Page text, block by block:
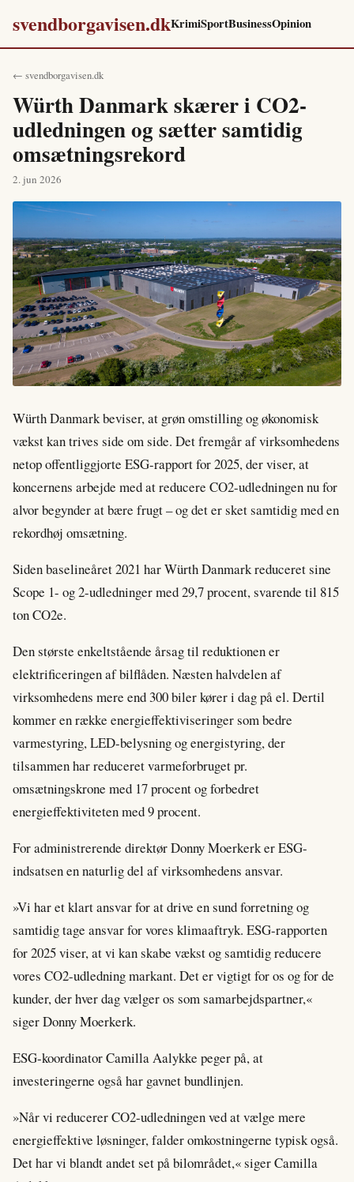
svendborgavisen.dkKrimiSportBusinessOpinion
← svendborgavisen.dk
Würth Danmark skærer i CO2-
udledningen og sætter samtidig
omsætningsrekord
2. jun 2026
Würth Danmark beviser, at grøn omstilling og økonomisk
vækst kan trives side om side. Det fremgår af virksomhedens
netop offentliggjorte ESG-rapport for 2025, der viser, at
koncernens arbejde med at reducere CO2-udledningen nu for
alvor begynder at bære frugt – og det er sket samtidig med en
rekordhøj omsætning.
Siden baselineåret 2021 har Würth Danmark reduceret sine
Scope 1- og 2-udledninger med 29,7 procent, svarende til 815
ton CO2e.
Den største enkeltstående årsag til reduktionen er
elektrificeringen af bilflåden. Næsten halvdelen af
virksomhedens mere end 300 biler kører i dag på el. Dertil
kommer en række energieffektiviseringer som bedre
varmestyring, LED-belysning og energistyring, der
tilsammen har reduceret varmeforbruget pr.
omsætningskrone med 17 procent og forbedret
energieffektiviteten med 9 procent.
For administrerende direktør Donny Moerkerk er ESG-
indsatsen en naturlig del af virksomhedens ansvar.
»Vi har et klart ansvar for at drive en sund forretning og
samtidig tage ansvar for vores klimaaftryk. ESG-rapporten
for 2025 viser, at vi kan skabe vækst og samtidig reducere
vores CO2-udledning markant. Det er vigtigt for os og for de
kunder, der hver dag vælger os som samarbejdspartner,«
siger Donny Moerkerk.
ESG-koordinator Camilla Aalykke peger på, at
investeringerne også har gavnet bundlinjen.
»Når vi reducerer CO2-udledningen ved at vælge mere
energieffektive løsninger, falder omkostningerne typisk også.
Det har vi blandt andet set på bilområdet,« siger Camilla